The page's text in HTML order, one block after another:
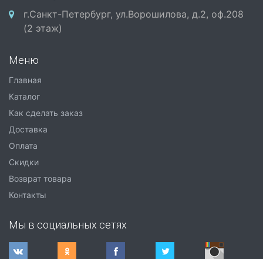
г.Санкт-Петербург, ул.Ворошилова, д.2, оф.208
(2 этаж)
Меню
Главная
Каталог
Как сделать заказ
Доставка
Оплата
Скидки
Возврат товара
Контакты
Мы в социальных сетях